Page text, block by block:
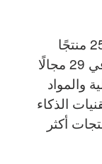
قبل فترة وجيزة، أطلقت الصين 259 منتجًا
مبتكرًا ومحدثًا للصناعات الخفيفة في 29 مجالًا
والمواد
الذكاء
أكثر